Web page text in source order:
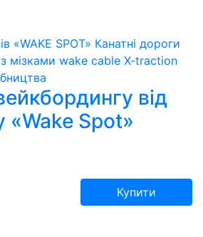
«WAKE SPOT» Канатні дороги
мізками wake cable X-traction
від
«Wake Spot»
Купити